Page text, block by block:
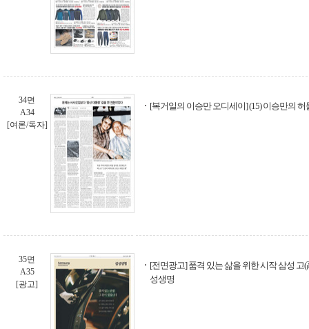
34면
A34
[여론/독자]
[복거일의 이승만 오디세이] (15) 이승만의 허
35면
A35
[광고]
[전면광고] 품격 있는 삶을 위한 시작 삼성 고
성생명